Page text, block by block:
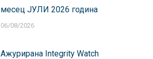
месец ЈУЛИ 2026 година
06/08/2026
Ажурирана Integrity Watch